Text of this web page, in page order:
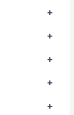
+
+
+
+
+